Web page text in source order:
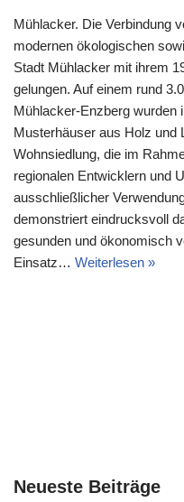
Mühlacker. Die Verbindung
modernen ökologischen
Stadt Mühlacker mit ihrem
gelungen. Auf einem rund
Mühlacker-Enzberg wurden
Musterhäuser aus Holz und
Wohnsiedlung, die im
regionalen Entwicklern und
ausschließlicher
demonstriert eindrucksvoll
gesunden und ökonomisch
Einsatz… Weiterlesen »
Neueste Beiträge